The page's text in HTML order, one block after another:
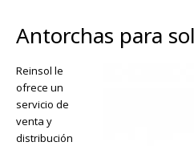
Antorchas para
Reinsol le
ofrece un
servicio de
venta y
distribución